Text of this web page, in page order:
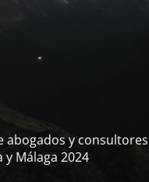
abogados y consultores
Málaga 2024